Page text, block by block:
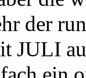
der
JULI